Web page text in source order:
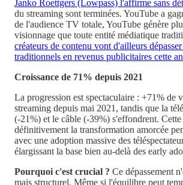
Janko Roettgers (Lowpass) l'affirme sans
du streaming sont terminées. YouTube a
de l'audience TV totale, YouTube génère
visionnage que toute entité médiatique
créateurs de contenu vont d'ailleurs
traditionnels en revenus publicitaires cette
Croissance de 71% depuis 2021
La progression est spectaculaire : +71% de
streaming depuis mai 2021, tandis que la
(-21%) et le câble (-39%) s'effondrent.
définitivement la transformation amorcée
avec une adoption massive des
élargissant la base bien au-delà des early
Pourquoi c'est crucial ? Ce dépassement
mais structurel. Même si l'équilibre peut